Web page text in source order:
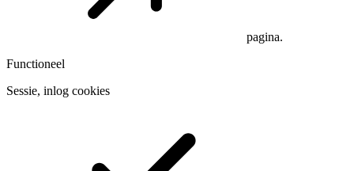
pagina.
Functioneel
Sessie, inlog cookies